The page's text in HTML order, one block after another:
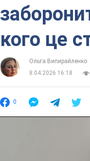
кого це
Ольга Випирайленко
8.04.2026 16:18
0